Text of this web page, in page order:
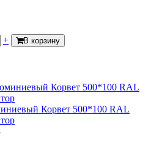
+ В корзину
Корвет 500*100 RAL